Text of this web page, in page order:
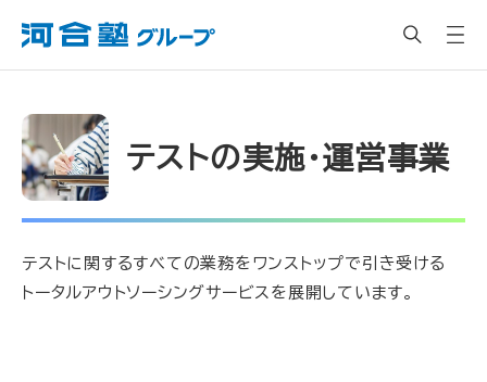
テストの実施・運営事業
テストに関するすべての業務をワンストップで引き受ける
トータルアウトソーシングサービスを展開しています。